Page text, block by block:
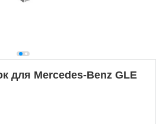
для Mercedes-Benz GLE